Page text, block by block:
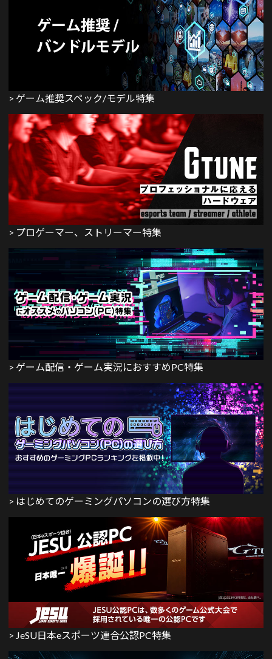
> ゲーム推奨スペック/モデル特集
> プロゲーマー、ストリーマー特集
> ゲーム配信・ゲーム実況におすすめPC特集
> はじめてのゲーミングパソコンの選び方特集
> JeSU日本eスポーツ連合公認PC特集